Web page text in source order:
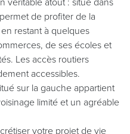
de profiter de la
restant à quelques
de ses écoles et
Les accès routiers
accessibles.
sur la gauche appartient
limité et un agréable
votre projet de vie